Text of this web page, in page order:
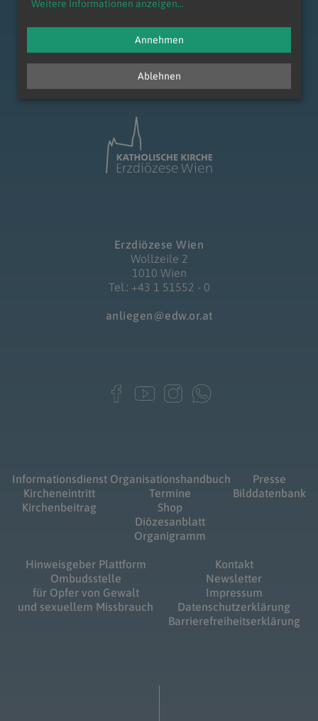
zum Anfang der Seite
Erzdiözese Wien
Wollzeile 2
1010 Wien
Tel.: +43 1 51552 - 0
anliegen@edw.or.at
Informationsdienst
Kircheneintritt
Kirchenbeitrag
Organisationshandbuch
Termine
Shop
Diözesanblatt
Organigramm
Presse
Bilddatenbank
Hinweisgeber Plattform
Ombudsstelle
für Opfer von Gewalt
und sexuellem Missbrauch
Kontakt
Newsletter
Impressum
Datenschutzerklärung
Barrierefreiheitserklärung
Weitere Informationen anzeigen...
Ablehnen
Annehmen